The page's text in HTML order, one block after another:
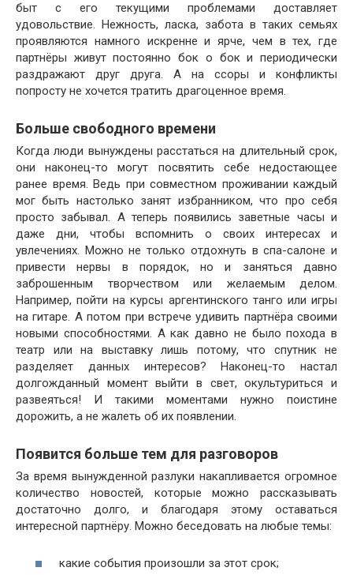
быт с его текущими проблемами доставляет
удовольствие. Нежность, ласка, забота в таких семьях
проявляются намного искренне и ярче, чем в тех, где
партнёры живут постоянно бок о бок и периодически
раздражают друг друга. А на ссоры и конфликты
попросту не хочется тратить драгоценное время.
Больше свободного времени
Когда люди вынуждены расстаться на длительный срок,
они наконец-то могут посвятить себе недостающее
ранее время. Ведь при совместном проживании каждый
мог быть настолько занят избранником, что про себя
просто забывал. А теперь появились заветные часы и
даже дни, чтобы вспомнить о своих интересах и
увлечениях. Можно не только отдохнуть в спа-салоне и
привести нервы в порядок, но и заняться давно
заброшенным творчеством или желаемым делом.
Например, пойти на курсы аргентинского танго или игры
на гитаре. А потом при встрече удивить партнёра своими
новыми способностями. А как давно не было похода в
театр или на выставку лишь потому, что спутник не
разделяет данных интересов? Наконец-то настал
долгожданный момент выйти в свет, окультуриться и
развеяться! И такими моментами нужно поистине
дорожить, а не жалеть об их появлении.
Появится больше тем для разговоров
За время вынужденной разлуки накапливается огромное
количество новостей, которые можно рассказывать
достаточно долго, и благодаря этому оставаться
интересной партнёру. Можно беседовать на любые темы:
какие события произошли за этот срок;